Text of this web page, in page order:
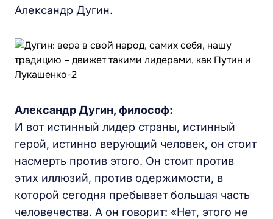
Александр Дугин.
Александр Дугин, философ:
И вот истинный лидер страны, истинный
герой, истинно верующий человек, он стоит
насмерть против этого. Он стоит против
этих иллюзий, против одержимости, в
которой сегодня пребывает большая часть
человечества. А он говорит: «Нет, этого не